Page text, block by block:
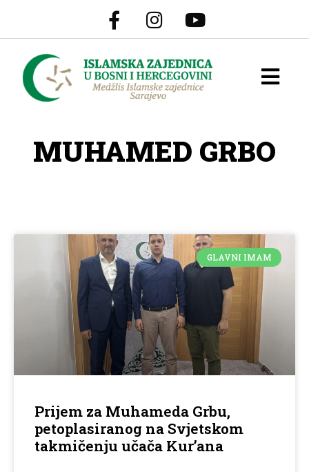
MUHAMED GRBO
GLAVNI IMAM
Prijem za Muhameda Grbu,
petoplasiranog na Svjetskom
takmičenju učača Kur’ana